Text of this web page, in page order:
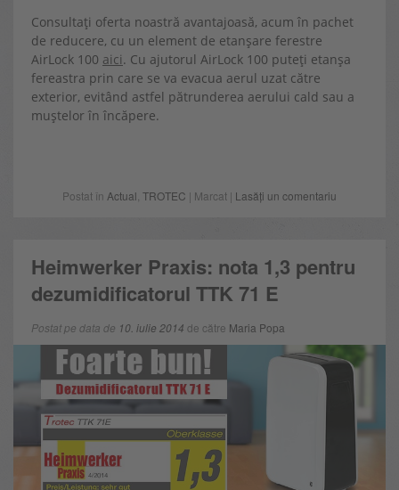
Consultați oferta noastră avantajoasă, acum în pachet
de reducere, cu un element de etanșare ferestre
AirLock 100 aici. Cu ajutorul AirLock 100 puteți etanșa
fereastra prin care se va evacua aerul uzat către
exterior, evitând astfel pătrunderea aerului cald sau a
muștelor în încăpere.
Postat în Actual TROTEC | Marcat | Lasăți un comentariu
Heimwerker Praxis: nota 1,3 pentru
dezumidificatorul TTK 71 E
Postat pe data de 10. iulie 2014 de către Maria Popa